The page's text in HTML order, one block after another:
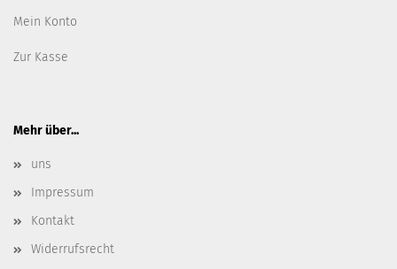
Mein Konto
Zur Kasse
Mehr über...
uns
Impressum
Kontakt
Widerrufsrecht